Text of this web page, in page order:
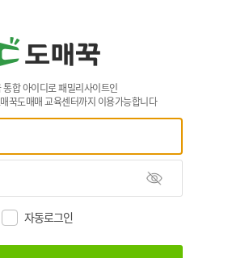
통합 아이디로 패밀리사이트인
꾹도매매 교육센터까지 이용가능합니다
자동로그인